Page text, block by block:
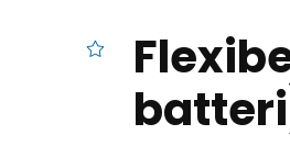
Nu-Mop 1 l, 22 cm